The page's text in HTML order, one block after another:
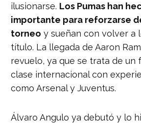
ilusionarse. Los Pumas han
importante para reforzarse
torneo y sueñan con volver a
título. La llegada de Aaron
revuelo, ya que se trata de un
clase internacional con
como Arsenal y Juventus.
Álvaro Angulo ya debutó y lo